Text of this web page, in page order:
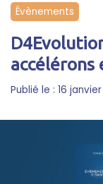
accélérons
Évènements
16